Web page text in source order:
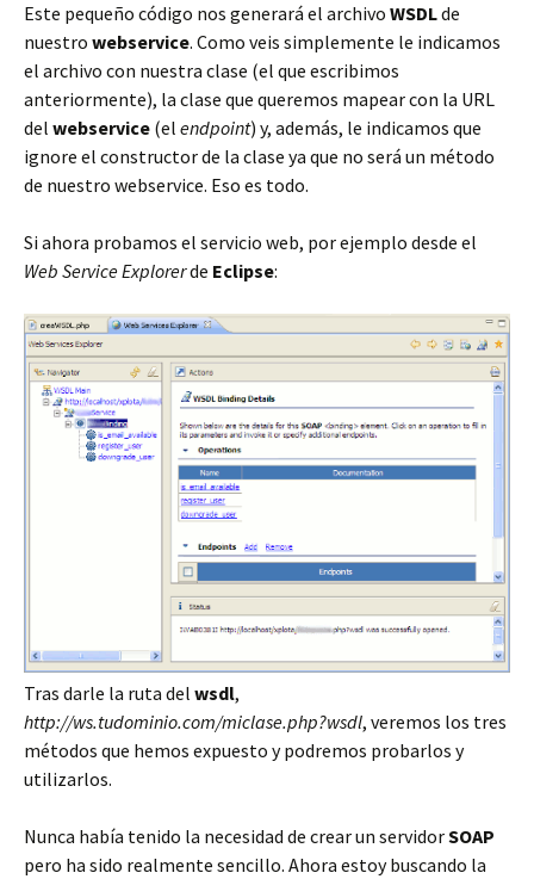
Este pequeño código nos generará el archivo WSDLde
nuestro webservice. Como veis simplemente le indicamos
el archivo con nuestra clase (el que escribimos
anteriormente), la clase que queremos mapear con la URL
del webservice (el endpoint) y, además, le indicamos que
ignore el constructor de la clase ya que no será un método
de nuestro webservice. Eso es todo.
Si ahora probamos el servicio web, por ejemplo desde el
Web Service Explorerde Eclipse:
Tras darle la ruta del wsdl,
http://ws.tudominio.com/miclase.php?wsdl, veremos los tres
métodos que hemos expuesto y podremos probarlos y
utilizarlos.
Nunca había tenido la necesidad de crear un servidorSOAP
pero ha sido realmente sencillo. Ahora estoy buscando la